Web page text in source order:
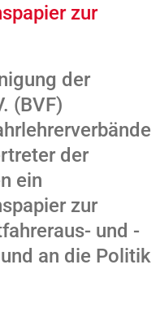
zur
der
(BVF)
der
ein
zur
und -
an die Politik